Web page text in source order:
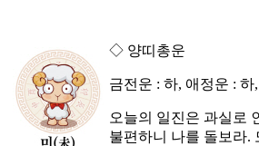
◇ 양띠총운
금전운 : 하, 애정운 : 하
오늘의 일진은 과실로
불편하니 나를 돌보라.